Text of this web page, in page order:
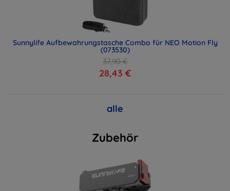
Sunnylife Aufbewahrungstasche Combo für NEO Motion Fly
(073530)
37,90 €
28,43 €
alle
Zubehör